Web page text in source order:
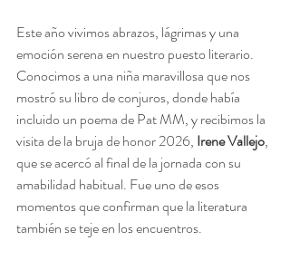
Este año vivimos abrazos, lágrimas y una
emoción serena en nuestro puesto literario.
Conocimos a una niña maravillosa que nos
mostró su libro de conjuros, donde había
incluido un poema de Pat MM, y recibimos la
visita de la bruja de honor 2026, Irene Vallejo,
que se acercó al final de la jornada con su
amabilidad habitual. Fue uno de esos
momentos que confirman que la literatura
también se teje en los encuentros.